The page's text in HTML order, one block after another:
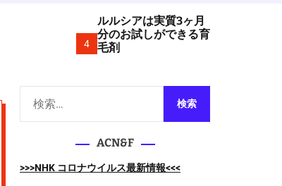
o
l
o
r
d
4
ルルシアは実質3ヶ月
分のお試しができる育
毛剤
ACN&F
>>>NHK コロナウイルス最新情報<<<